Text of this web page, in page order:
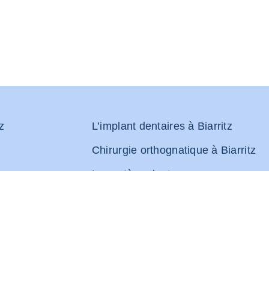
L’implant dentaires à Biarritz
Chirurgie orthognatique à Biarritz
Le protège-dents